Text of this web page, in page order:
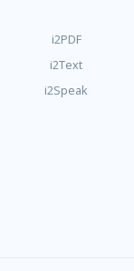
i2PDF
i2Text
i2Speak